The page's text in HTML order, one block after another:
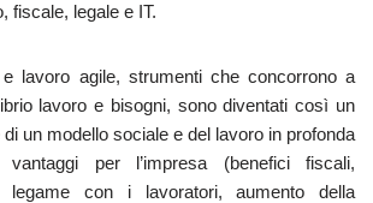
fiscale, legale e IT.
e lavoro agile, strumenti che concorrono a
lavoro e bisogni, sono diventati così un
un modello sociale e del lavoro in profonda
vantaggi per l’impresa (benefici fiscali,
legame con i lavoratori, aumento della